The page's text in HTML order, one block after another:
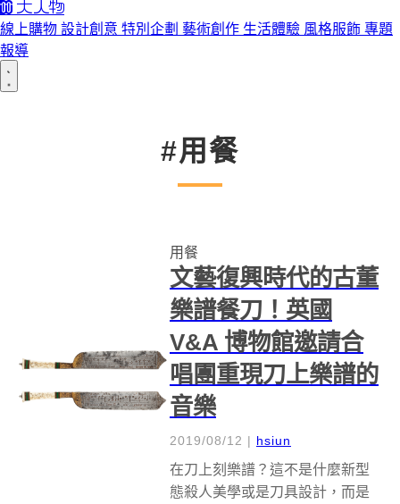
線上購物 設計創意 特別企劃 藝術創作 生活體驗 風格服飾 專題
報導
#用餐
用餐
文藝復興時代的古董
樂譜餐刀！英國
V&A 博物館邀請合
唱團重現刀上樂譜的
音樂
2019/08/12 | hsiun
在刀上刻樂譜？這不是什麼新型
態殺人美學或是刀具設計，而是